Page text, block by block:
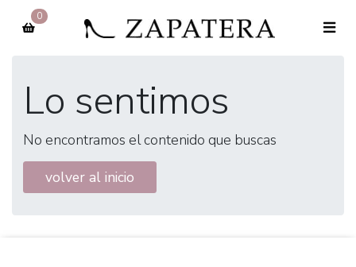
0
Lo sentimos
No encontramos el contenido que buscas
volver al inicio